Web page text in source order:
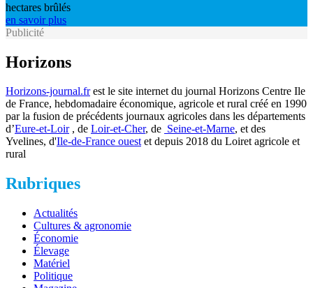
hectares brûlés
en savoir plus
Publicité
Horizons
Horizons-journal.frest le site internet du journal Horizons Centre Ile
de France, hebdomadaire économique, agricole et rural créé en 1990
par la fusion de précédents journaux agricoles dans les départements
d’Eure-et-Loir, de Loir-et-Cher, de Seine-et-Marne, et des
Yvelines, d'Ile-de-France ouestet depuis 2018 du Loiret agricole et
rural
Rubriques
Actualités
Cultures & agronomie
Économie
Élevage
Matériel
Politique